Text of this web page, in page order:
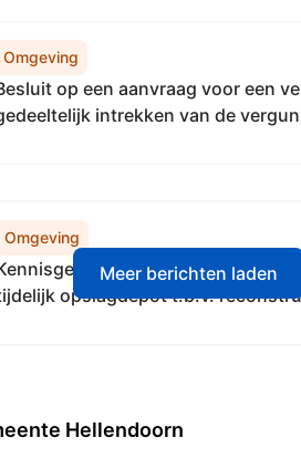
Omgeving
op een aanvraag voor een
intrekken van de
Omgeving
besluit op aanvraag
opslagdepot t.b.v.
Meer berichten laden
Hellendoorn